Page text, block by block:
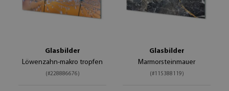
Glasbilder
Löwenzahn-makro tropfen
(#228886676)
Glasbilder
Marmorsteinmauer
(#115388119)